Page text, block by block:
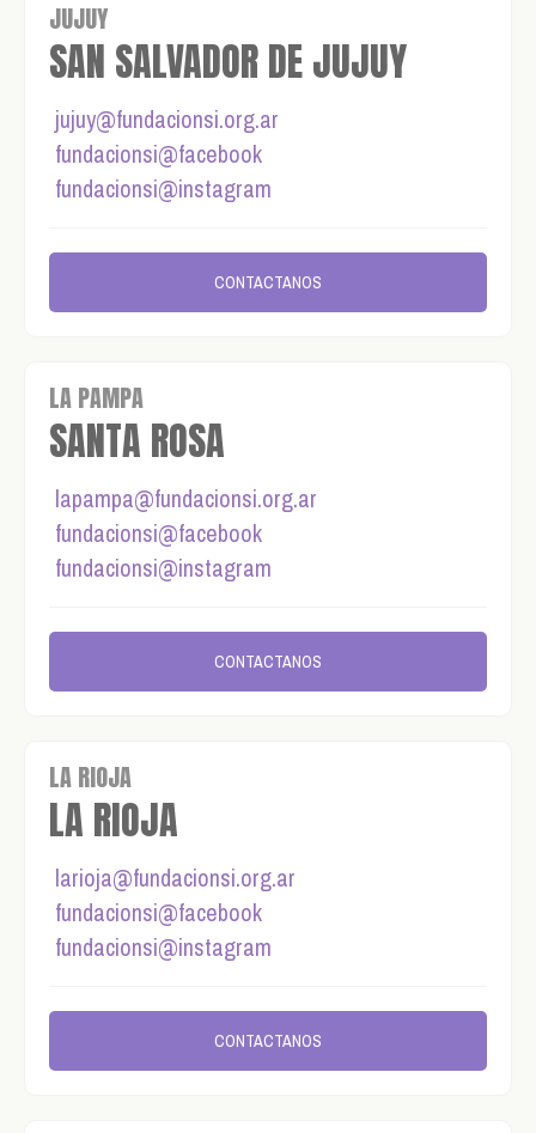
JUJUY
SAN SALVADOR DE JUJUY
jujuy@fundacionsi.org.ar
fundacionsi@facebook
fundacionsi@instagram
CONTACTANOS
LA PAMPA
SANTA ROSA
lapampa@fundacionsi.org.ar
fundacionsi@facebook
fundacionsi@instagram
CONTACTANOS
LA RIOJA
LA RIOJA
larioja@fundacionsi.org.ar
fundacionsi@facebook
fundacionsi@instagram
CONTACTANOS